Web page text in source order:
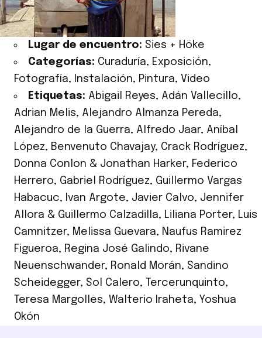
Lugar de encuentro: Sies + Höke
Categorías: Curaduría, Exposición,
Fotografía, Instalación, Pintura, Video
Etiquetas: Abigail Reyes, Adán Vallecillo,
Adrian Melis, Alejandro Almanza Pereda,
Alejandro de la Guerra, Alfredo Jaar, Aníbal
López, Benvenuto Chavajay, Crack Rodríguez,
Donna Conlon & Jonathan Harker, Federico
Herrero, Gabriel Rodríguez, Guillermo Vargas
Habacuc, Ivan Argote, Javier Calvo, Jennifer
Allora & Guillermo Calzadilla, Liliana Porter, Luis
Camnitzer, Melissa Guevara, Naufus Ramirez
Figueroa, Regina José Galindo, Rivane
Neuenschwander, Ronald Morán, Sandino
Scheidegger, Sol Calero, Tercerunquinto,
Teresa Margolles, Walterio Iraheta, Yoshua
Okón